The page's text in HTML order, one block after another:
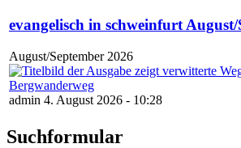
evangelisch in schweinfurt August/
August/September 2026
admin 4. August 2026 - 10:28
Suchformular